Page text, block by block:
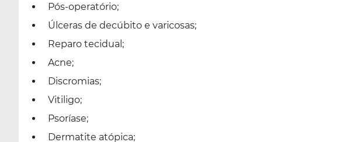
Pós-operatório;
Úlceras de decúbito e varicosas;
Reparo tecidual;
Acne;
Discromias;
Vitiligo;
Psoríase;
Dermatite atópica;